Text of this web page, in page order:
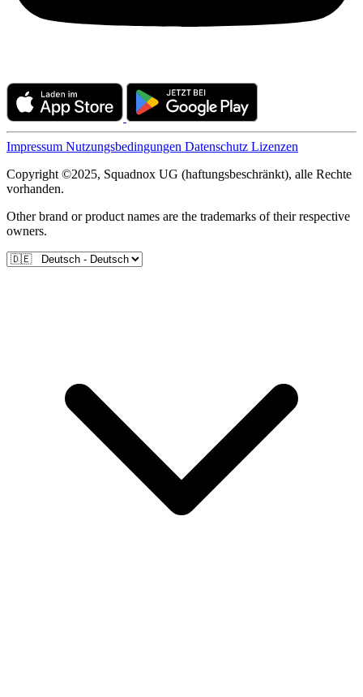
Impressum Nutzungsbedingungen Datenschutz Lizenzen
Copyright ©2025, Squadnox UG (haftungsbeschränkt), alle Rechte
vorhanden.
Other brand or product names are the trademarks of their respective
owners.